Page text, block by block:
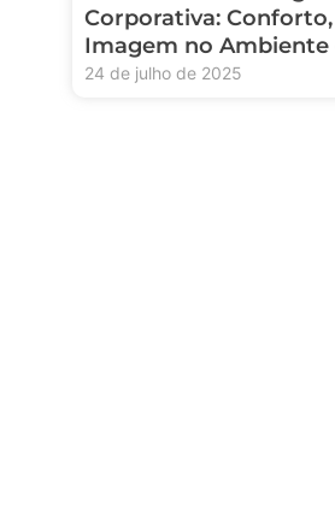
Corporativa:
Imagem no Ambiente
24 de julho de 2025